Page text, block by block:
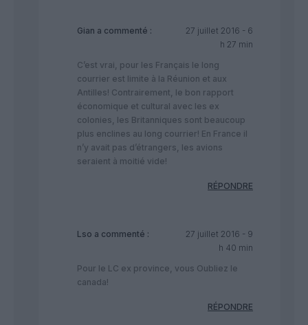
Gian a commenté :
27 juillet 2016 - 6
h 27 min
C’est vrai, pour les Français le long
courrier est limite à la Réunion et aux
Antilles! Contrairement, le bon rapport
économique et cultural avec les ex
colonies, les Britanniques sont beaucoup
plus enclines au long courrier! En France il
n’y avait pas d’étrangers, les avions
seraient à moitié vide!
RÉPONDRE
Lso a commenté :
27 juillet 2016 - 9
h 40 min
Pour le LC ex province, vous Oubliez le
canada!
RÉPONDRE